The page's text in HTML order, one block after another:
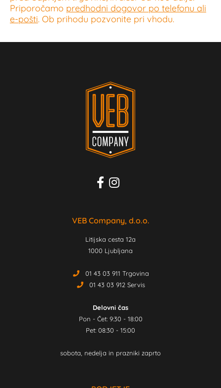
Priporočamo predhodni dogovor po telefonu ali
e-pošti. Ob prihodu pozvonite pri vhodu.
VEB Company, d.o.o.
Litijska cesta 12a
1000 Ljubljana
01 43 03 911 Trgovina
01 43 03 912 Servis
Delovni čas
Pon - Čet: 9:30 - 18:00
Pet: 08:30 - 15:00
sobota, nedelja in prazniki zaprto